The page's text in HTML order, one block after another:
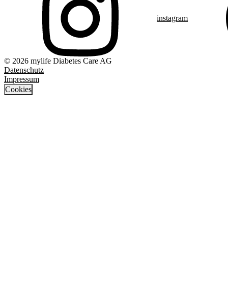
instagram
© 2026 mylife Diabetes Care AG
Datenschutz
Impressum
Cookies